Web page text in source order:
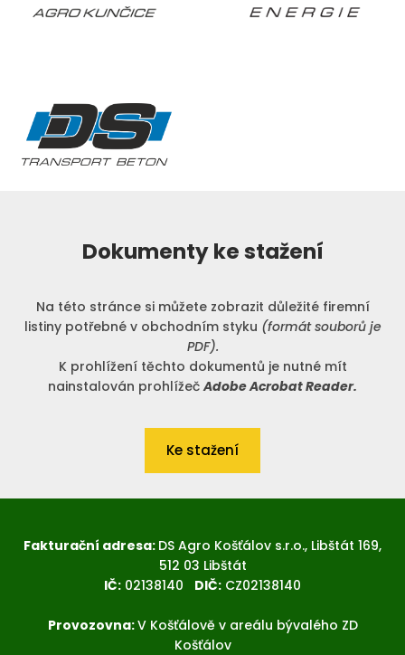
Dokumenty ke stažení
Na této stránce si můžete zobrazit důležité firemní
listiny potřebné v obchodním styku (formát souborů je
PDF).
K prohlížení těchto dokumentů je nutné mít
nainstalován prohlížečAdobe Acrobat Reader.
Ke stažení
Fakturační adresa: DS Agro Košťálov s.r.o., Libštát 169,
512 03 Libštát
IČ: 02138140 DIČ: CZ02138140
Provozovna:V Košťálově v areálu bývalého ZD
Košťálov